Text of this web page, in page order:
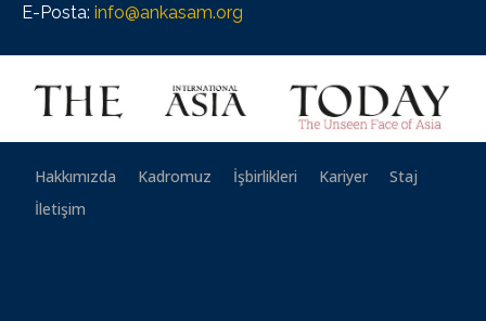
E-Posta: info@ankasam.org
Hakkımızda Kadromuz İşbirlikleri Kariyer
Staj
İletişim